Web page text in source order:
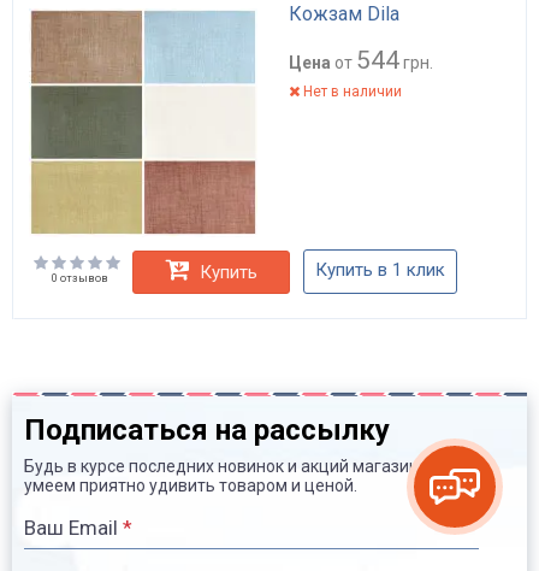
Кожзам Dila
Цена от 544грн.
Нет в наличии
0 отзывов Купить Купить в 1 клик
Подписаться на рассылку
Будь в курсе последних новинок и акций магазина. Мы
умеем приятно удивить товаром и ценой.
Ваш Email *